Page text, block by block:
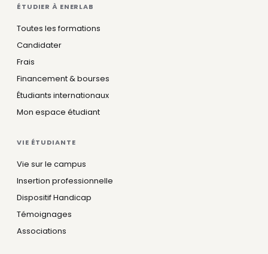
ÉTUDIER À ENERLAB
Toutes les formations
Candidater
Frais
Financement & bourses
Étudiants internationaux
Mon espace étudiant
VIE ÉTUDIANTE
Vie sur le campus
Insertion professionnelle
Dispositif Handicap
Témoignages
Associations